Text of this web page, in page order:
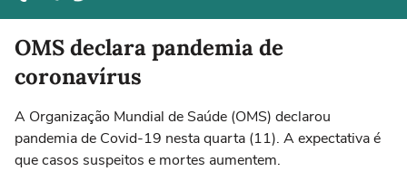
OMS declara pandemia de
coronavírus
A Organização Mundial de Saúde (OMS) declarou
pandemia de Covid-19 nesta quarta (11). A expectativa é
que casos suspeitos e mortes aumentem.